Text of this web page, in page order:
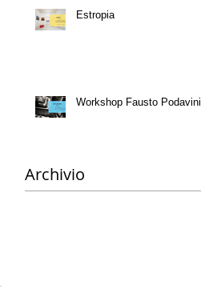
Estropia
Workshop Fausto Podavini
Archivio